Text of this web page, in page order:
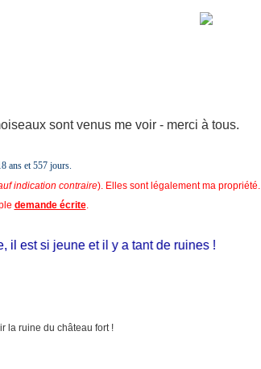
sont venus me voir - merci à tous.
ans et557 jours.
indication contraire). Elles sont légalement ma propriété.
demande écrite.
est si jeune et il y a tant de ruines !